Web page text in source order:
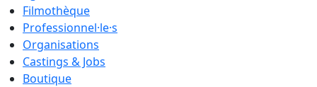
Filmothèque
Professionnel·le·s
Organisations
Castings & Jobs
Boutique